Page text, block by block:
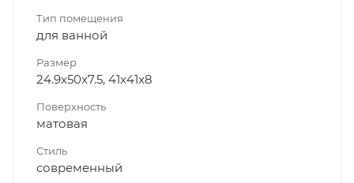
Тип помещения
для ванной
Размер
24.9x50x7.5, 41x41x8
Поверхность
матовая
Стиль
современный